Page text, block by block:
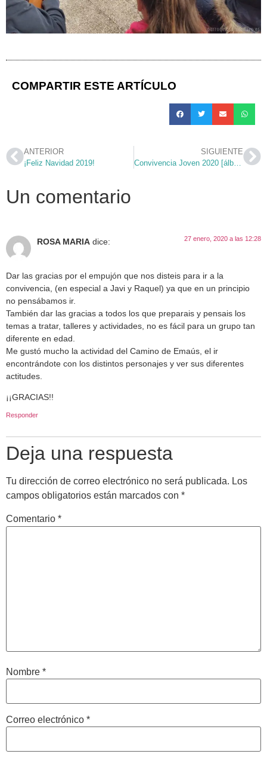
COMPARTIR ESTE ARTÍCULO
ANTERIOR
¡Feliz Navidad 2019!
SIGUIENTE
Convivencia Joven 2020 [álbum fotográfico]
Un comentario
ROSA MARIA dice: 27 enero, 2020 a las 12:28
Dar las gracias por el empujón que nos disteis para ir a la
convivencia, (en especial a Javi y Raquel) ya que en un principio
no pensábamos ir.
También dar las gracias a todos los que preparais y pensais los
temas a tratar, talleres y actividades, no es fácil para un grupo tan
diferente en edad.
Me gustó mucho la actividad del Camino de Emaús, el ir
encontrándote con los distintos personajes y ver sus diferentes
actitudes.
¡¡GRACIAS!!
Responder
Deja una respuesta
Tu dirección de correo electrónico no será publicada. Los
campos obligatorios están marcados con *
Comentario *
Nombre *
Correo electrónico *